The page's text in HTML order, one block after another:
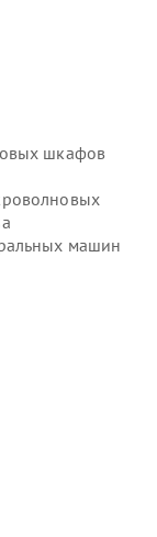
шкафов
машин